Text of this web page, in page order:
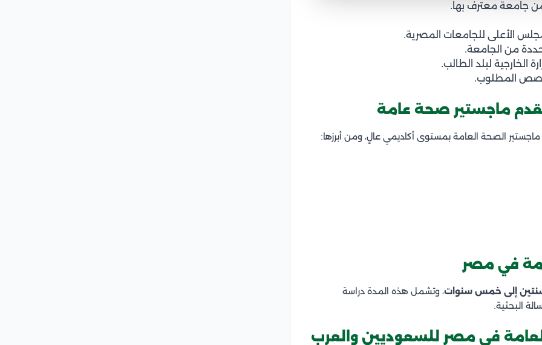
جامعة معترف بها.
الأعلى للجامعات المصرية.
من الجامعة.
الخارجية لبلد الطالب.
المطلوب.
ماجستير صحة عامة
الصحة العامة بمستوى أكاديمي عالٍ، ومن أبرزها:
في مصر
إلى خمس سنوات، وتشمل هذه المدة دراسة
البحثية.
في مصر للسعوديين والعرب